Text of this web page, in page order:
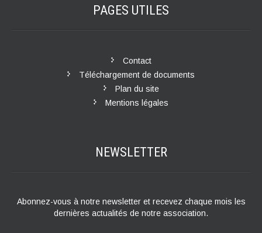
PAGES UTILES
Contact
Téléchargement de documents
Plan du site
Mentions légales
NEWSLETTER
Abonnez-vous à notre newsletter et recevez chaque mois les
dernières actualités de notre association.